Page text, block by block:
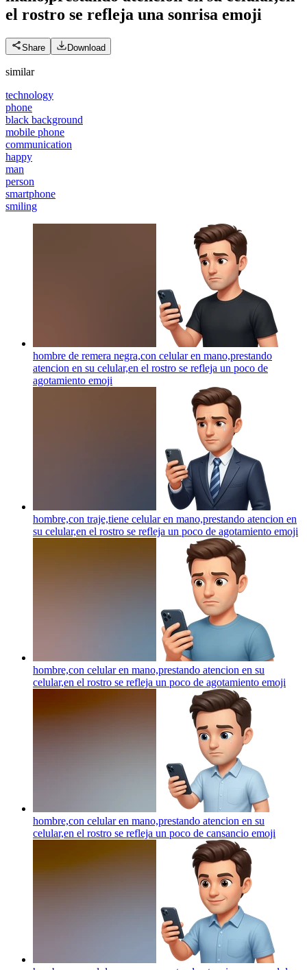
el rostro se refleja una sonrisa emoji
Share Download
similar
technology
phone
black background
mobile phone
communication
happy
man
person
smartphone
smiling
hombre de remera negra,con celular en mano,prestando
atencion en su celular,en el rostro se refleja un poco de
agotamiento emoji
hombre,con traje,tiene celular en mano,prestando atencion en
su celular,en el rostro se refleja un poco de agotamiento emoji
hombre,con celular en mano,prestando atencion en su
celular,en el rostro se refleja un poco de agotamiento emoji
hombre,con celular en mano,prestando atencion en su
celular,en el rostro se refleja un poco de cansancio emoji